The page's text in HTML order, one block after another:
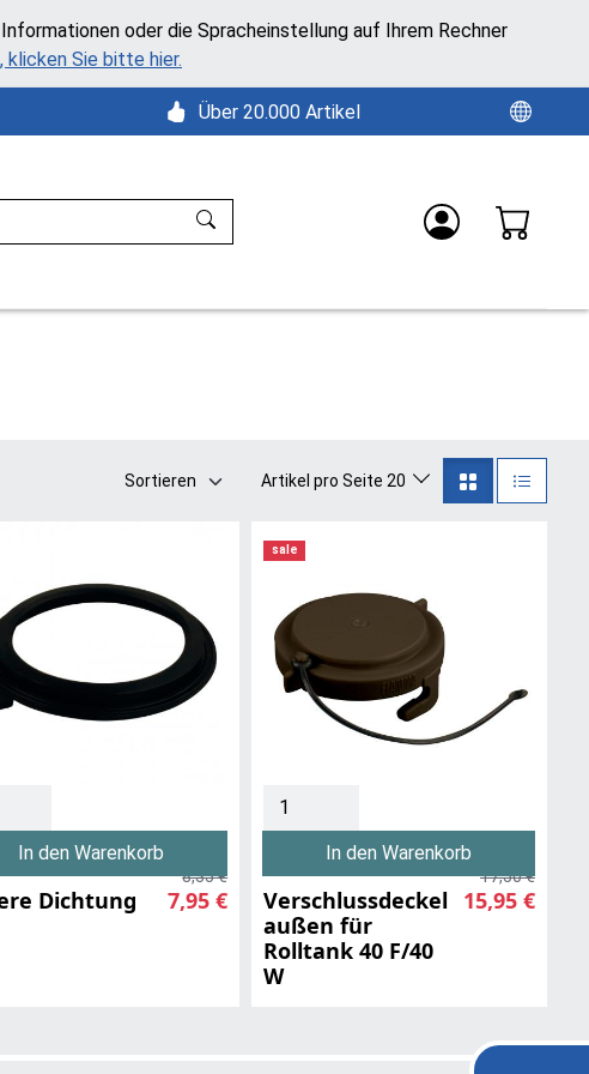
oder die Spracheinstellung auf Ihrem Rechner
klicken Sie bitte hier.
Über 20.000 Artikel
Sortieren Artikel pro Seite 20
In den Warenkorb
Dichtung
8,35 €
7,95 €
sale
In den Warenkorb
Verschlussdeckel
außen für
Rolltank 40 F/40
W
17,50 €
15,95 €